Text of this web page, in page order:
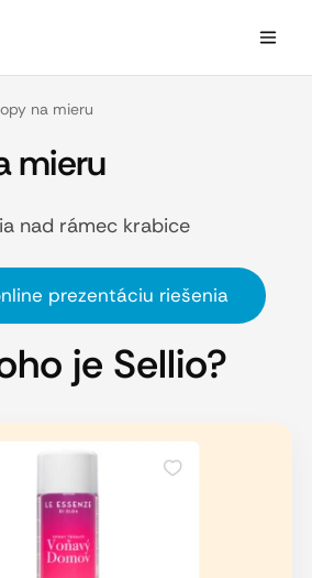
na mieru
mieru
nad rámec krabice
prezentáciu riešenia
je Sellio?